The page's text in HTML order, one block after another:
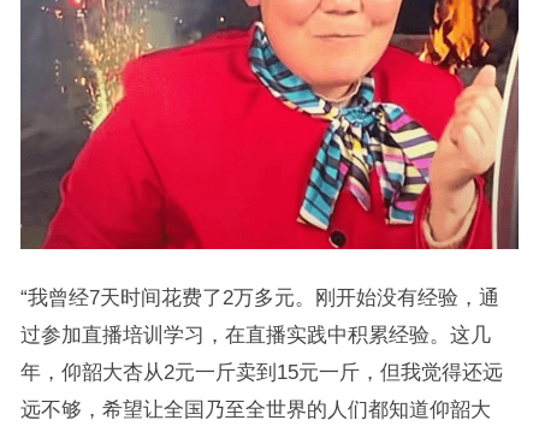
“我曾经7天时间花费了2万多元。刚开始没有经验，通
过参加直播培训学习，在直播实践中积累经验。这几
年，仰韶大杏从2元一斤卖到15元一斤，但我觉得还远
远不够，希望让全国乃至全世界的人们都知道仰韶大